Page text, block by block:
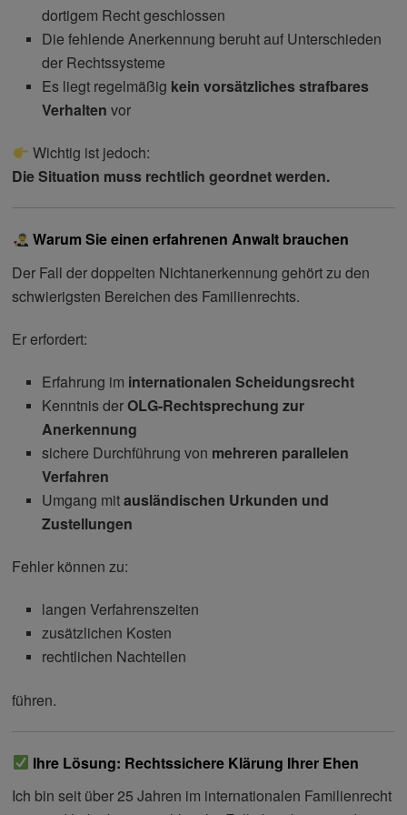
dortigem Recht geschlossen
Die fehlende Anerkennung beruht auf Unterschieden
der Rechtssysteme
Es liegt regelmäßig kein vorsätzliches strafbares
Verhalten vor
Wichtig ist jedoch:
Die Situation muss rechtlich geordnet werden.
Warum Sie einen erfahrenen Anwalt brauchen
Der Fall der doppelten Nichtanerkennung gehört zu den
schwierigsten Bereichen des Familienrechts.
Er erfordert:
Erfahrung im internationalen Scheidungsrecht
Kenntnis derOLG-Rechtsprechung zur
Anerkennung
sichere Durchführung von mehreren parallelen
Verfahren
Umgang mitausländischen Urkunden und
Zustellungen
Fehler können zu:
langen Verfahrenszeiten
zusätzlichen Kosten
rechtlichen Nachteilen
führen.
Ihre Lösung: Rechtssichere Klärung Ihrer Ehen
Ich bin seit über 25 Jahren im internationalen Familienrecht